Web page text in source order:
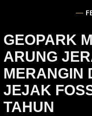
GEOPARK
ARUNG
MERANGIN
JEJAK
TAHUN